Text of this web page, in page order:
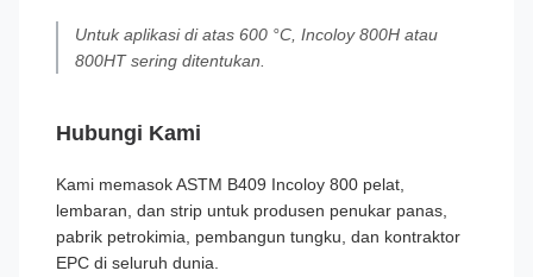
Untuk aplikasi di atas 600 °C, Incoloy 800H atau
800HT sering ditentukan.
Hubungi Kami
Kami memasok ASTM B409 Incoloy 800 pelat,
lembaran, dan strip untuk produsen penukar panas,
pabrik petrokimia, pembangun tungku, dan kontraktor
EPC di seluruh dunia.